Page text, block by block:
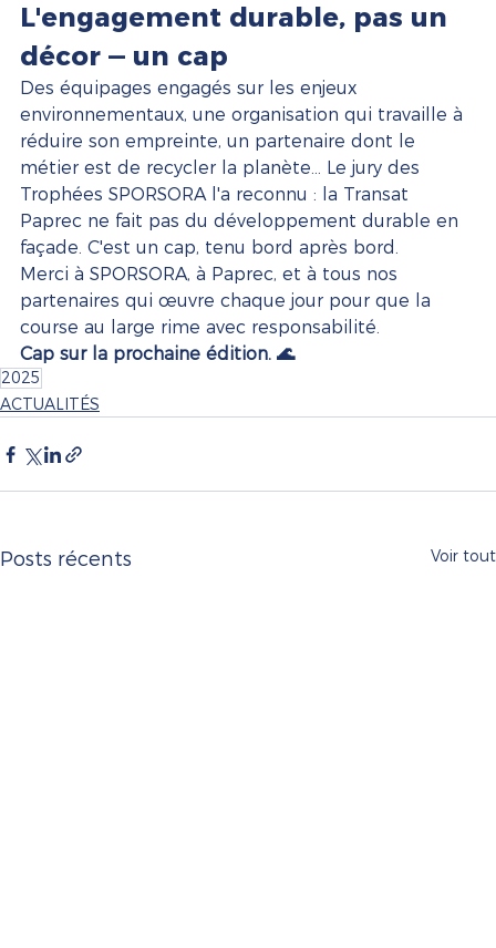
L'engagement durable, pas un
décor — un cap
Des équipages engagés sur les enjeux
environnementaux, une organisation qui travaille à
réduire son empreinte, un partenaire dont le
métier est de recycler la planète… Le jury des
Trophées SPORSORA l'a reconnu : la Transat
Paprec ne fait pas du développement durable en
façade. C'est un cap, tenu bord après bord.
Merci à SPORSORA, à Paprec, et à tous nos
partenaires qui œuvre chaque jour pour que la
course au large rime avec responsabilité.
Cap sur la prochaine édition. 🌊
2025
ACTUALITÉS
Posts récents Voir tout